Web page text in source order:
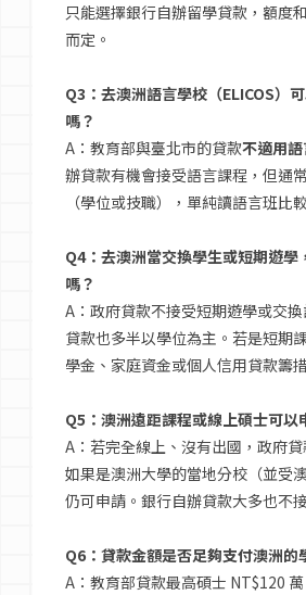
只能選擇銀行自辦留學貸款，額度
而定。
Q3：去澳洲語言學校（ELICOS）
嗎？
A：教育部與臺北市的貸款不適用
辦貸款有機會接受語言課程，但通
（學位或技職），單純讀語言班比
Q4：去澳洲當交換學生或短期遊學
嗎？
A：政府貸款不接受短期遊學或交
貸款也多半以學位為主。若是短期
學金、家庭資金或個人信用貸款籌
Q5：澳洲遠距課程或線上碩士可以
A：若完全線上、沒有出國，政府貸
如果是澳洲大學的當地分校（並受
仍可申請。銀行自辦貸款大多也不
Q6：貸款金額是否足夠支付澳洲的
A：教育部貸款最高碩士 NT$120